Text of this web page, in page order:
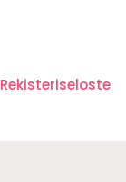
Rekisteriseloste